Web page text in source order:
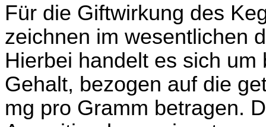
Für die Giftwirkung des
zeichnen im wesentlichen
Hierbei handelt es sich
Gehalt, bezogen auf die
mg pro Gramm betragen.